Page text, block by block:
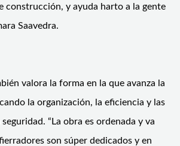
construcción, y ayuda harto a la gente
Saavedra.
valora la forma en la que avanza la
la organización, la eficiencia y las
“La obra es ordenada y va
son súper dedicados y en